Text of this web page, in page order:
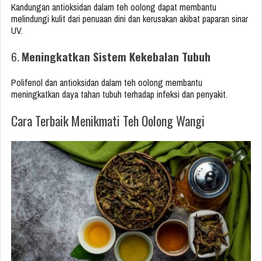
Kandungan antioksidan dalam teh oolong dapat membantu
melindungi kulit dari penuaan dini dan kerusakan akibat paparan sinar
UV.
6. Meningkatkan Sistem Kekebalan Tubuh
Polifenol dan antioksidan dalam teh oolong membantu
meningkatkan daya tahan tubuh terhadap infeksi dan penyakit.
Cara Terbaik Menikmati Teh Oolong Wangi